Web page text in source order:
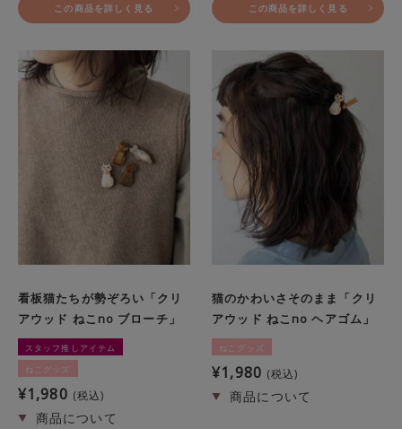
この商品を詳しく見る この商品を詳しく見る
看板猫たちが勢ぞろい「クリ
アウッド ねこno ブローチ」
スタッフ推しアイテム
ねこグッズ
¥1,980 税込
猫のかわいさそのまま「クリ
アウッド ねこno ヘアゴム」
ねこグッズ
¥1,980 税込